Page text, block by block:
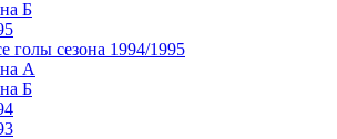
Б
голы сезона 1994/1995
А
Б